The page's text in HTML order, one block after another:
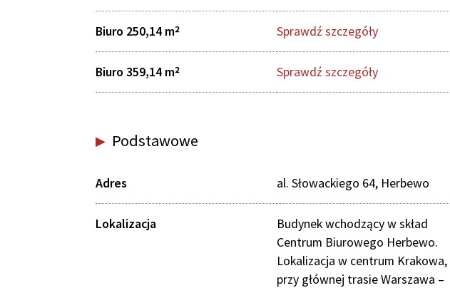
Biuro 250,14 m2 Sprawdź szczegóły
Biuro 359,14 m2 Sprawdź szczegóły
Podstawowe
Adres al. Słowackiego 64, Herbewo
Lokalizacja
Budynek wchodzący w skład
Centrum Biurowego Herbewo.
Lokalizacja w centrum Krakowa,
przy głównej trasie Warszawa –